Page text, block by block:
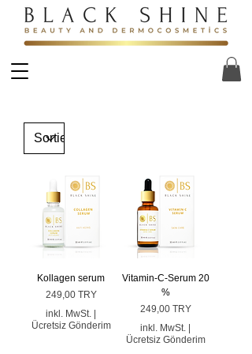
Kollagen serum
Preis
249,00 TRY
inkl. MwSt.
Ücretsiz Gönderim
Vitamin-C-Serum 20
%
Preis
249,00 TRY
inkl. MwSt.
Ücretsiz Gönderim